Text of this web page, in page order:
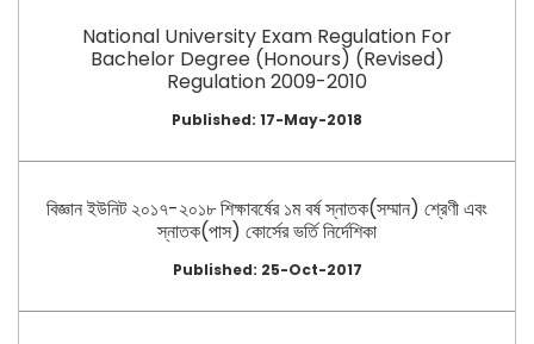
National University Exam Regulation For
Bachelor Degree (Honours) (Revised)
Regulation 2009-2010
Published: 17-May-2018
বিজ্ঞান ইউনিট ২০১৭-২০১৮ শিক্ষাবর্ষের ১ম বর্ষ স্নাতক(সম্মান) শ্রেণী এবং
স্নাতক(পাস) কোর্সের ভর্তি নির্দেশিকা
Published: 25-Oct-2017